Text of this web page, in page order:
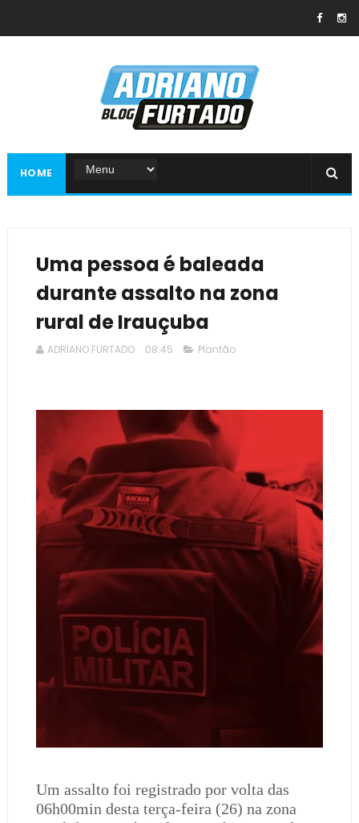
HOME
Uma pessoa é baleada
durante assalto na zona
rural de Irauçuba
ADRIANO FURTADO 08:45 Plantão
Um assalto foi registrado por volta das
06h00min desta terça-feira (26) na zona